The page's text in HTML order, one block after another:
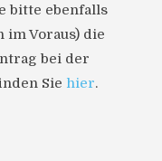
bitte ebenfalls
Voraus) die
bei der
Sie hier.